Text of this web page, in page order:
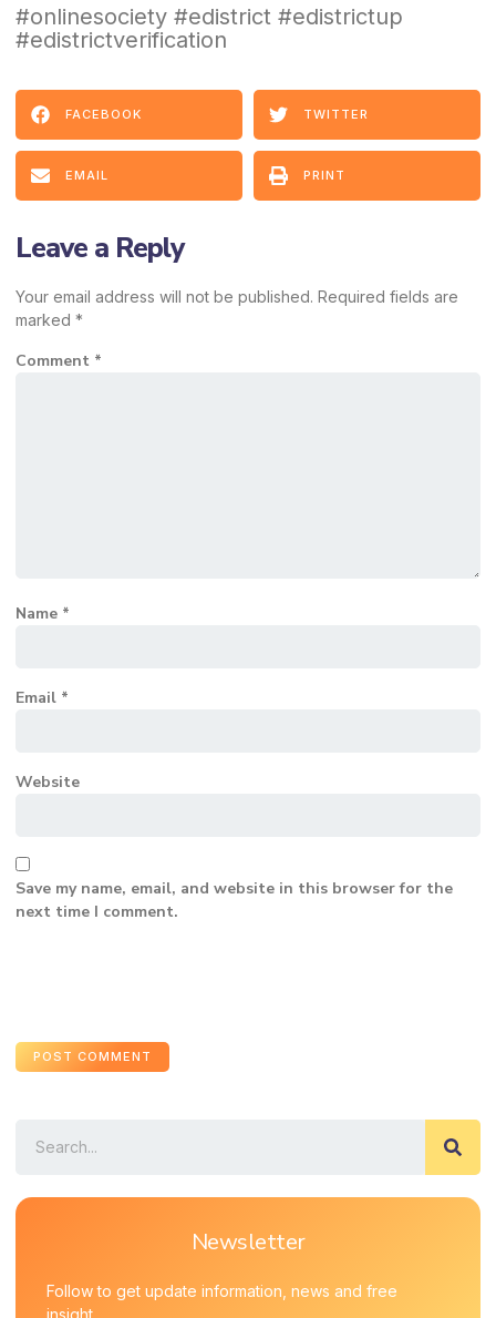
#onlinesociety #edistrict #edistrictup
#edistrictverification
FACEBOOK TWITTER
EMAIL PRINT
Leave a Reply
Your email address will not be published. Required fields are
marked *
Comment *
Name *
Email *
Website
Save my name, email, and website in this browser for the
next time I comment.
Newsletter
Follow to get update information, news and free
insight.